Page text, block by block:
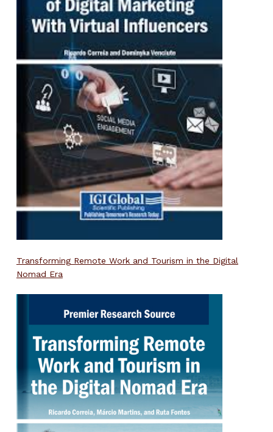
Transforming Remote Work and Tourism in the Digital
Nomad Era